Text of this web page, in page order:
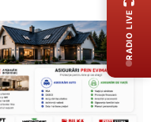
RADIO LIVE